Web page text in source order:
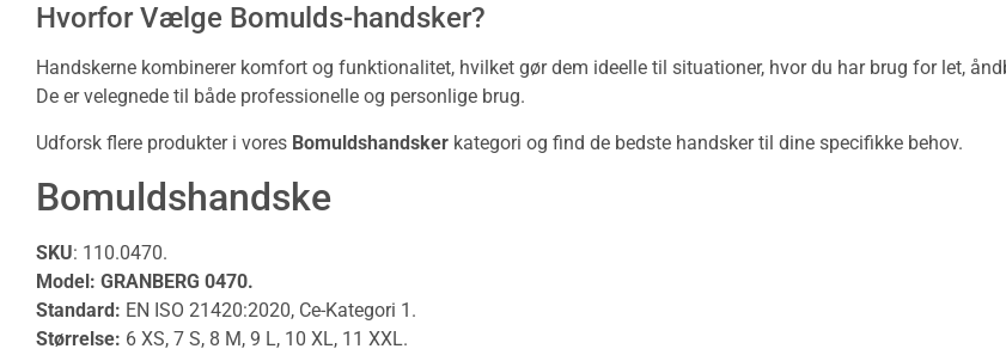
Hvorfor Vælge Bomulds-handsker?
Handskerne kombinerer komfort og funktionalitet, hvilket gør dem ideelle til situationer, hvor du har brug for let,
De er velegnede til både professionelle og personlige brug.
Udforsk flere produkter i vores Bomuldshandsker kategori og find de bedste handsker til dine specifikke behov.
Bomuldshandske
SKU: 110.0470.
Model: GRANBERG 0470.
Standard: EN ISO 21420:2020, Ce-Kategori 1.
Størrelse: 6 XS, 7 S, 8 M, 9 L, 10 XL, 11 XXL.